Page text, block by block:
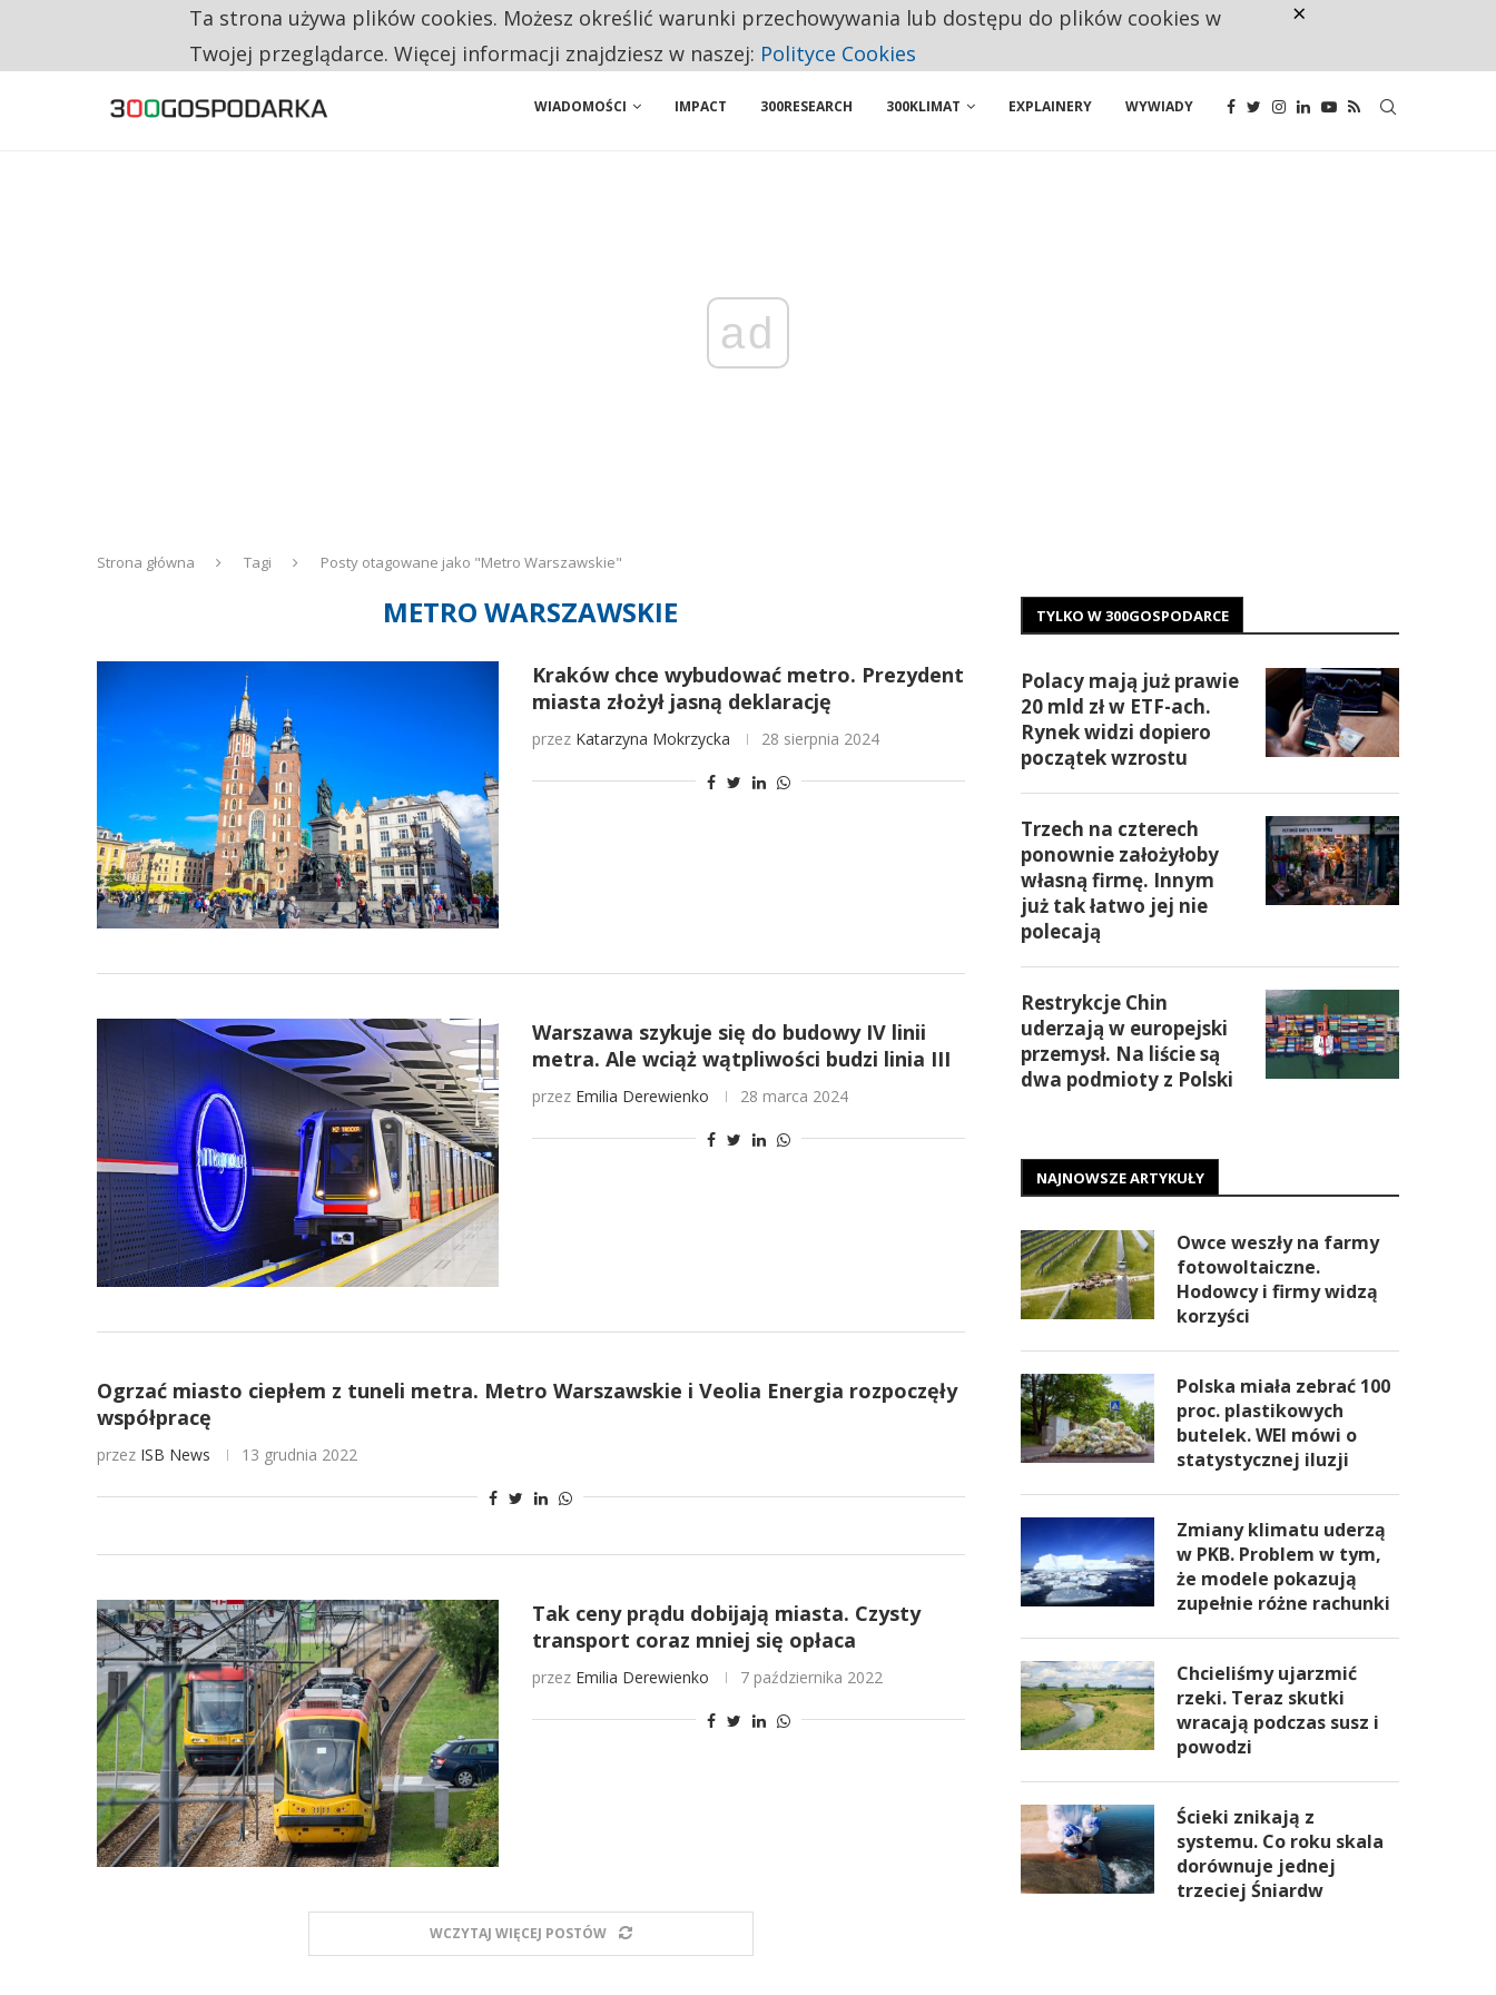
TRZECH NA CZTERECH PONOWNIE ZAŁOŻYŁOBY WŁASNĄ FIRMĘ. INNYM JUŻ TAK ŁATWO JEJ NIE POLECAJĄ
WIADOMOŚCI IMPACT 300RESEARCH 300KLIMAT EXPLAINERY WYWIADY
ad
Strona główna Tagi Posty otagowane jako "Metro Warszawskie"
METRO WARSZAWSKIE
Kraków chce wybudować metro. Prezydent
miasta złożył jasną deklarację
przez Katarzyna Mokrzycka 28 sierpnia 2024
Warszawa szykuje się do budowy IV linii
metra. Ale wciąż wątpliwości budzi linia III
przez Emilia Derewienko 28 marca 2024
Ogrzać miasto ciepłem z tuneli metra. Metro Warszawskie i Veolia Energia rozpoczęły
współpracę
przez ISB News 13 grudnia 2022
Tak ceny prądu dobijają miasta. Czysty
transport coraz mniej się opłaca
przez Emilia Derewienko 7 października 2022
WCZYTAJ WIĘCEJ POSTÓW
TYLKO W 300GOSPODARCE
Polacy mają już prawie
20 mld zł w ETF-ach.
Rynek widzi dopiero
początek wzrostu
Trzech na czterech
ponownie założyłoby
własną firmę. Innym
już tak łatwo jej nie
polecają
Restrykcje Chin
uderzają w europejski
przemysł. Na liście są
dwa podmioty z Polski
NAJNOWSZE ARTYKUŁY
Owce weszły na farmy
fotowoltaiczne.
Hodowcy i firmy widzą
korzyści
Polska miała zebrać 100
proc. plastikowych
butelek. WEI mówi o
statystycznej iluzji
Zmiany klimatu uderzą
w PKB. Problem w tym,
że modele pokazują
zupełnie różne rachunki
Chcieliśmy ujarzmić
rzeki. Teraz skutki
wracają podczas susz i
powodzi
Ścieki znikają z
systemu. Co roku skala
dorównuje jednej
trzeciej Śniardw
Ta strona używa plików cookies. Możesz określić warunki przechowywania lub dostępu do plików cookies w
Twojej przeglądarce. Więcej informacji znajdziesz w naszej: Polityce Cookies
×